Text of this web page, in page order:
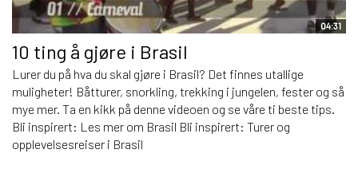
04:31
10 ting å gjøre i Brasil
Lurer du på hva du skal gjøre i Brasil? Det finnes utallige
muligheter! Båtturer, snorkling, trekking i jungelen, fester og så
mye mer. Ta en kikk på denne videoen og se våre ti beste tips.
Bli inspirert: Les mer om Brasil Bli inspirert: Turer og
opplevelsesreiser i Brasil